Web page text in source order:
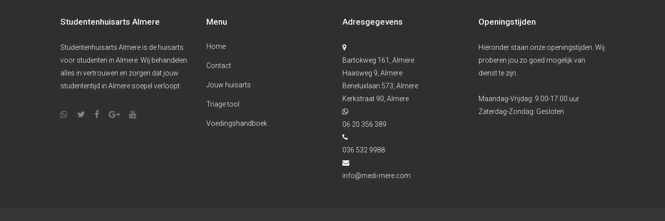
Studentenhuisarts Almere
Studentenhuisarts Almere is de huisarts
voor studenten in Almere. Wij behandelen
alles in vertrouwen en zorgen dat jouw
studententijd in Almere soepel verloopt.
Menu
Home
Contact
Jouw huisarts
Triage tool
Voedingshandboek
Adresgegevens
Bartokweg 161, Almere
Haasweg 9, Almere
Beneluxlaan 573, Almere
Kerkstraat 90, Almere
06 20 356 389
036 532 9988
info@medi-mere.com
Openingstijden
Hieronder staan onze openingstijden. Wij
proberen jou zo goed mogelijk van
dienst te zijn.
Maandag-Vrijdag: 9.00-17.00 uur
Zaterdag-Zondag: Gesloten